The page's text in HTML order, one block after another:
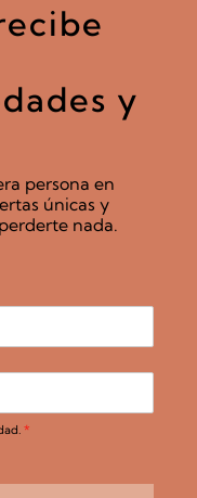
y
persona en
únicas y
nada.
. *